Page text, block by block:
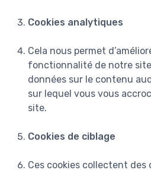
Cookies analytiques
Cela nous permet
fonctionnalité de notre
données sur le contenu
sur lequel vous vous
site.
Cookies de ciblage
Ces cookies collectent des